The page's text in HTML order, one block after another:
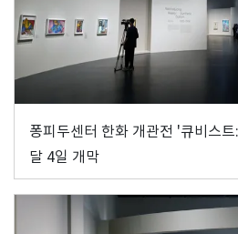
퐁피두센터 한화 개관전 '큐비스
달 4일 개막